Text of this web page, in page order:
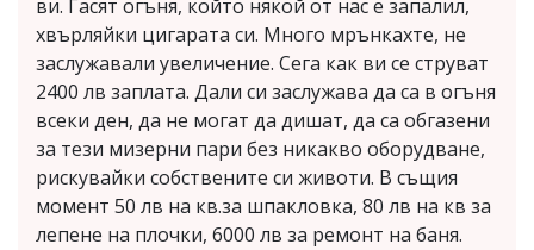
ви. Гасят огъня, който някой от нас е запалил,
хвърляйки цигарата си. Много мрънкахте, не
заслужавали увеличение. Сега как ви се струват
2400 лв заплата. Дали си заслужава да са в огъня
всеки ден, да не могат да дишат, да са обгазени
за тези мизерни пари без никакво оборудване,
рискувайки собствените си животи. В същия
момент 50 лв на кв.за шпакловка, 80 лв на кв за
лепене на плочки, 6000 лв за ремонт на баня.